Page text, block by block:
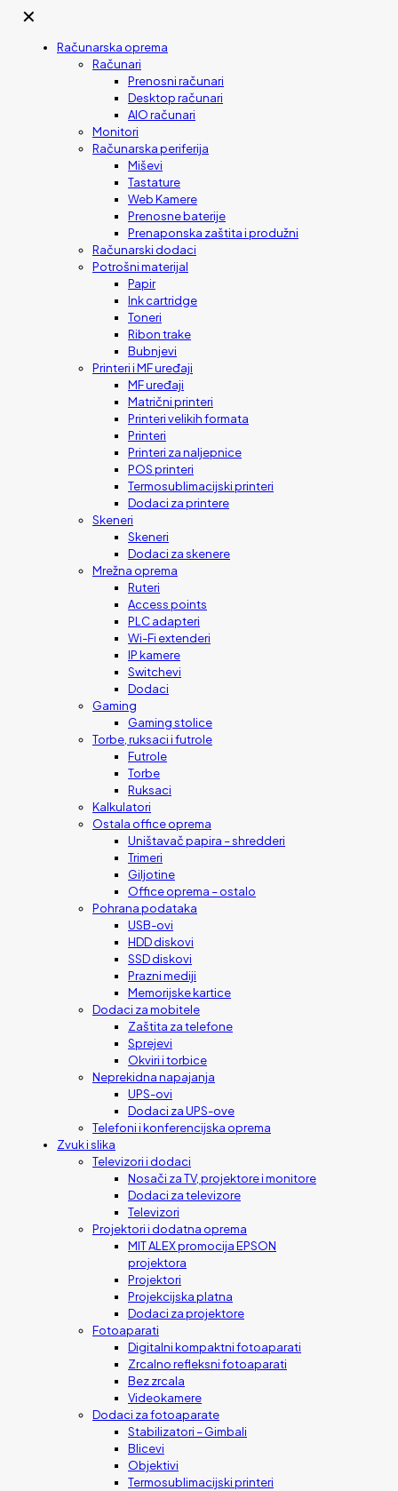
✕
Računarska oprema
Računari
Prenosni računari
Desktop računari
AIO računari
Monitori
Računarska periferija
Miševi
Tastature
Web Kamere
Prenosne baterije
Prenaponska zaštita i produžni
Računarski dodaci
Potrošni materijal
Papir
Ink cartridge
Toneri
Ribon trake
Bubnjevi
Printeri i MF uređaji
MF uređaji
Matrični printeri
Printeri velikih formata
Printeri
Printeri za naljepnice
POS printeri
Termosublimacijski printeri
Dodaci za printere
Skeneri
Skeneri
Dodaci za skenere
Mrežna oprema
Ruteri
Access points
PLC adapteri
Wi-Fi extenderi
IP kamere
Switchevi
Dodaci
Gaming
Gaming stolice
Torbe, ruksaci i futrole
Futrole
Torbe
Ruksaci
Kalkulatori
Ostala office oprema
Uništavač papira – shredderi
Trimeri
Giljotine
Office oprema – ostalo
Pohrana podataka
USB-ovi
HDD diskovi
SSD diskovi
Prazni mediji
Memorijske kartice
Dodaci za mobitele
Zaštita za telefone
Sprejevi
Okviri i torbice
Neprekidna napajanja
UPS-ovi
Dodaci za UPS-ove
Telefoni i konferencijska oprema
Zvuk i slika
Televizori i dodaci
Nosači za TV, projektore i monitore
Dodaci za televizore
Televizori
Projektori i dodatna oprema
MIT ALEX promocija EPSON
projektora
Projektori
Projekcijska platna
Dodaci za projektore
Fotoaparati
Digitalni kompaktni fotoaparati
Zrcalno refleksni fotoaparati
Bez zrcala
Videokamere
Dodaci za fotoaparate
Stabilizatori – Gimbali
Blicevi
Objektivi
Termosublimacijski printeri